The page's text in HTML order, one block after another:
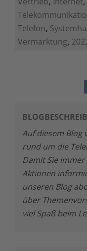
Telefon,
Vermarktung,
Auf diesem Blog
rund um die
Damit Sie
Aktionen
unseren Blog
über
viel Spaß beim